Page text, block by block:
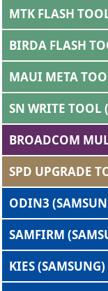
MTK FLASH
BIRDA FLASH
MAUI META
SN WRITE TOOL
BROADCOM
SPD UPGRADE
ODIN3
SAMFIRM
KIES (SAMSUNG)